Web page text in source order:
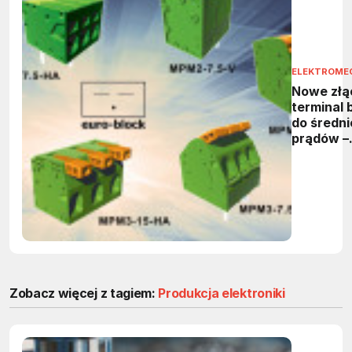
Nowe
terminal
do
prądów –
Zobacz więcej z tagiem: Produkcja elektroniki